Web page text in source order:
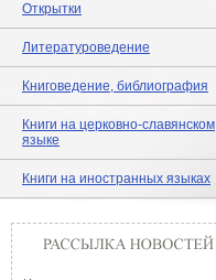
Открытки
Литературоведение
Книговедение, библиография
Книги на церковно-славянском
языке
Книги на иностранных языках